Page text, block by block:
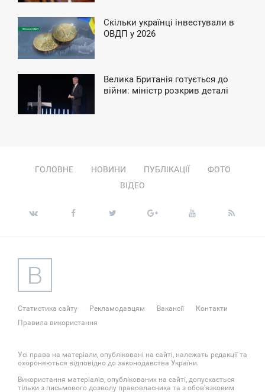
Скільки українці інвестували в
ОВДП у 2026
Велика Британія готується до
війни: міністр розкрив деталі
ГОЛОВНЕ НОВИНИ ПУБЛІКАЦІЇ
ФОТО
ВІДЕО
Статистика сайту Рекламодавцям Вакансії
Контакти
Правила використання
Усі права на матеріали, опубліковані на сайті, належать редакції та
охороняються відповідно до законодавства України.
Використання матеріалів, опублікованих на сайті, допускається
тільки з письмового дозволу правовласника та з обов'язковим